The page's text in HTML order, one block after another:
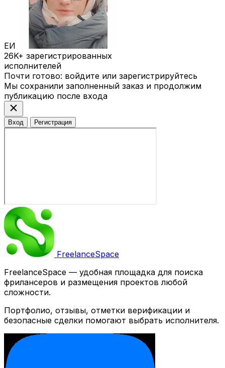
ЕИ
26K+ зарегистрированных
исполнителей
Почти готово: войдите или зарегистрируйтесь
Мы сохранили заполненный заказ и продолжим
публикацию после входа
close
Вход Регистрация
FreelanceSpace
FreelanceSpace — удобная площадка для поиска
фрилансеров и размещения проектов любой
сложности.
Портфолио, отзывы, отметки верификации и
безопасные сделки помогают выбрать исполнителя.